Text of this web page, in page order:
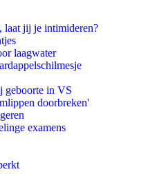
laat jij je intimideren?
laagwater
geboorte in VS
doorbreken'
examens